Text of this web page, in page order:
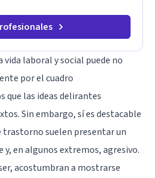
vida laboral y social puede no
por el cuadro
que las ideas delirantes
Sin embargo, sí es destacable
trastorno suelen presentar un
en algunos extremos, agresivo.
acostumbran a mostrarse